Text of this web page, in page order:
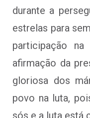
durante a
estrelas para
participação
afirmação da
gloriosa dos
povo na luta,
sós e a luta está